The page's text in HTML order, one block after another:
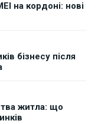
на кордоні: нові
бізнесу після
житла: що